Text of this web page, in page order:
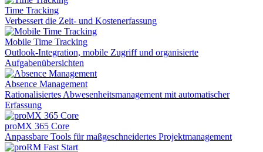
Time Tracking
Verbessert die Zeit- und Kostenerfassung
Mobile Time Tracking
Outlook-Integration, mobile Zugriff und organisierte
Aufgabenübersichten
Absence Management
Rationalisiertes Abwesenheitsmanagement mit automatischer
Erfassung
proMX 365 Core
Anpassbare Tools für maßgeschneidertes Projektmanagement